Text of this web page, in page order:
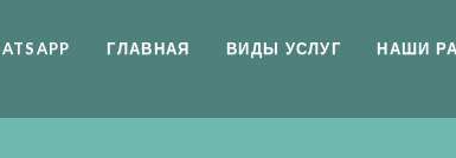
ГЛАВНАЯ ВИДЫ УСЛУГ НАШИ